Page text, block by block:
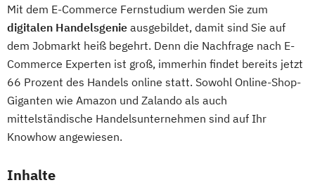
Hotelmanagement (DE/EN)
IT-Management
Immobilienmanagement
Immobilienmanagement für
Immobilienkaufleute
Immobilienwirtschaft
Informatik
Information Technology Management
(DE/EN)
International Healthcare Management
Mit dem E-Commerce Fernstudium werden Sie zum
digitalen Handelsgenie ausgebildet, damit sind Sie auf
dem Jobmarkt heiß begehrt. Denn die Nachfrage nach E-
Commerce Experten ist groß, immerhin findet bereits jetzt
66 Prozent des Handels online statt. Sowohl Online-Shop-
Giganten wie Amazon und Zalando als auch
mittelständische Handelsunternehmen sind auf Ihr
Knowhow angewiesen.
Inhalte